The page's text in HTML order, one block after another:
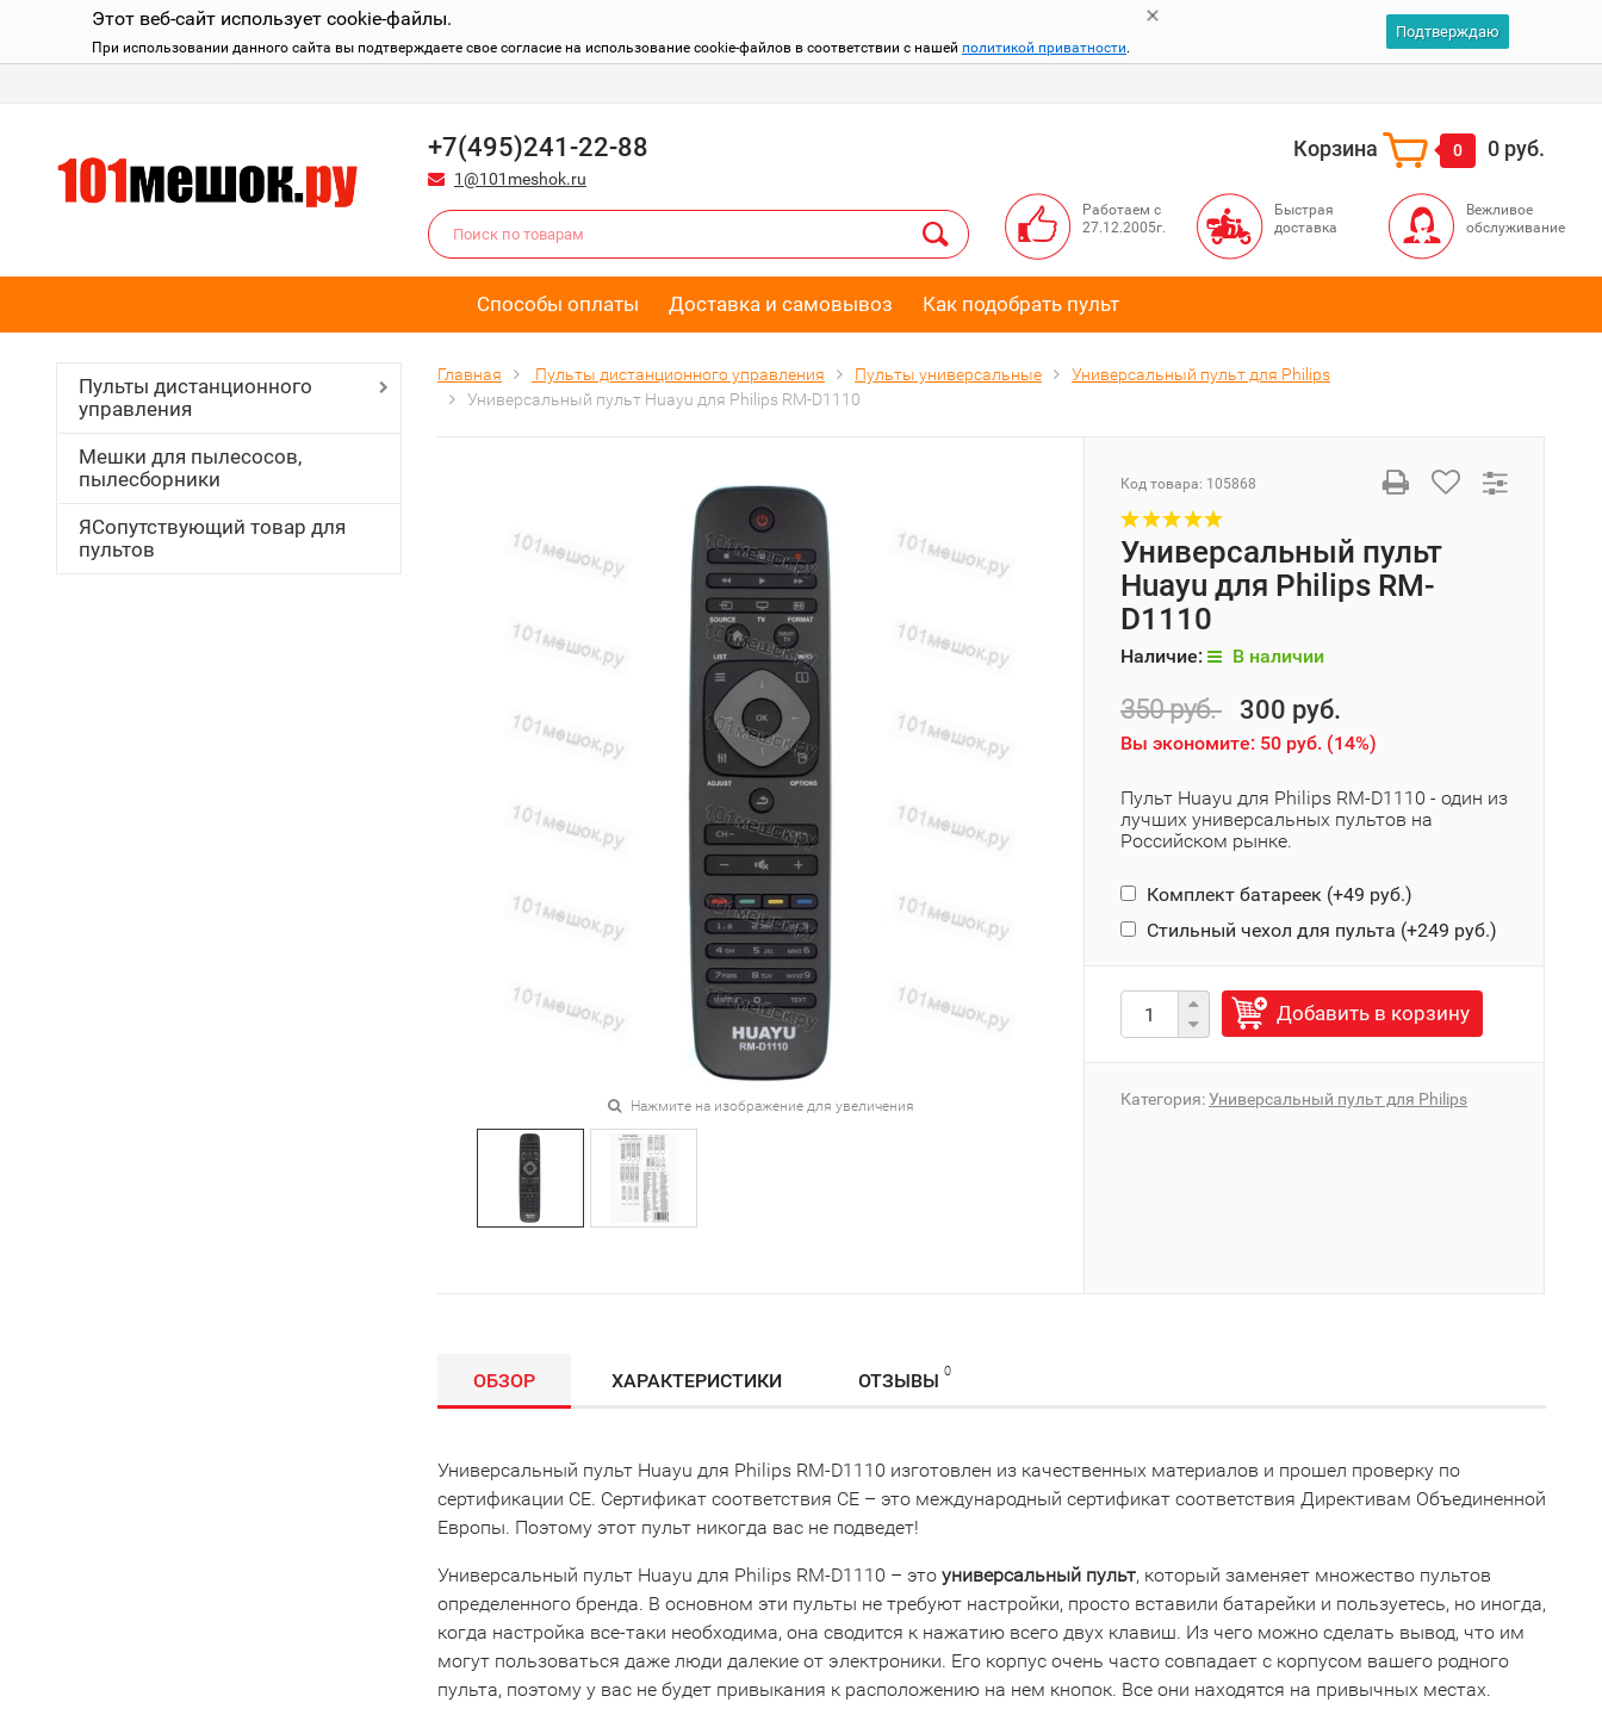
Этот веб-сайт использует cookie-файлы.
При использовании данного сайта вы подтверждаете свое согласие на использование cookie-файлов в соответствии с нашей политикой приватности.
Подтверждаю
+7(495)241-22-88
1@101meshok.ru
Корзина 0 0 руб.
Работаем с
27.12.2005г.
Быстрая
доставка
Вежливое
обслуживание
Способы оплаты Доставка и самовывоз Как подобрать пульт
Пульты дистанционного
управления
Мешки для пылесосов,
пылесборники
ЯСопутствующий товар для
пультов
Главная Пульты дистанционного управления Пульты универсальные
Универсальный пульт для Philips
Универсальный пульт Huayu для Philips RM-D1110
Нажмите на изображение для увеличения
Код товара: 105868
Универсальный пульт
Huayu для Philips RM-
D1110
Наличие: В наличии
350 руб. 300 руб.
Вы экономите: 50 руб. (14%)
Пульт Huayu для Philips RM-D1110 - один из
лучших универсальных пультов на
Российском рынке.
Комплект батареек (+49 руб.)
Стильный чехол для пульта (+249 руб.)
Добавить в корзину
Категория:Универсальный пульт для Philips
ОБЗОР ХАРАКТЕРИСТИКИ ОТЗЫВЫ 0
Универсальный пульт Huayu для Philips RM-D1110 изготовлен из качественных материалов и прошел проверку по
сертификации CE. Сертификат соответствия СЕ – это международный сертификат соответствия Директивам Объединенной
Европы. Поэтому этот пульт никогда вас не подведет!
Универсальный пульт Huayu для Philips RM-D1110 – это универсальный пульт, который заменяет множество пультов
определенного бренда. В основном эти пульты не требуют настройки, просто вставили батарейки и пользуетесь, но иногда,
когда настройка все-таки необходима, она сводится к нажатию всего двух клавиш. Из чего можно сделать вывод, что им
могут пользоваться даже люди далекие от электроники. Его корпус очень часто совпадает с корпусом вашего родного
пульта, поэтому у вас не будет привыкания к расположению на нем кнопок. Все они находятся на привычных местах.